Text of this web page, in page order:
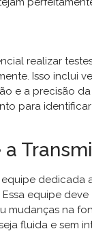
realizar
Isso inclui
e a precisão da
para
equipe
mudanças na
fluida e sem